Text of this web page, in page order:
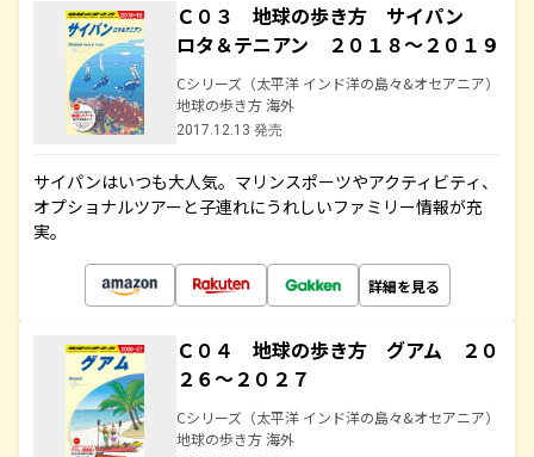
Ｃ０３ 地球の歩き方 サイパン
ロタ＆テニアン ２０１８～２０１９
Cシリーズ（太平洋 インド洋の島々&オセアニア）
地球の歩き方 海外
2017.12.13 発売
サイパンはいつも大人気。マリンスポーツやアクティビティ、
オプショナルツアーと子連れにうれしいファミリー情報が充
実。
詳細を見る
Ｃ０４ 地球の歩き方 グアム ２０
２６～２０２７
Cシリーズ（太平洋 インド洋の島々&オセアニア）
地球の歩き方 海外